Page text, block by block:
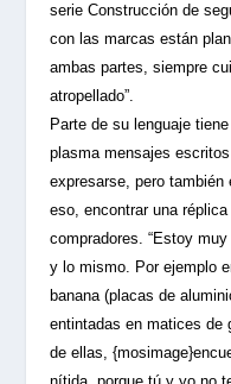
serie Construcción de
con las marcas están
ambas partes, siempre
atropellado”.
Parte de su lenguaje
plasma mensajes
expresarse, pero
eso, encontrar una
compradores. “Estoy
y lo mismo. Por ejemplo
banana (placas de
entintadas en matices de
de ellas,